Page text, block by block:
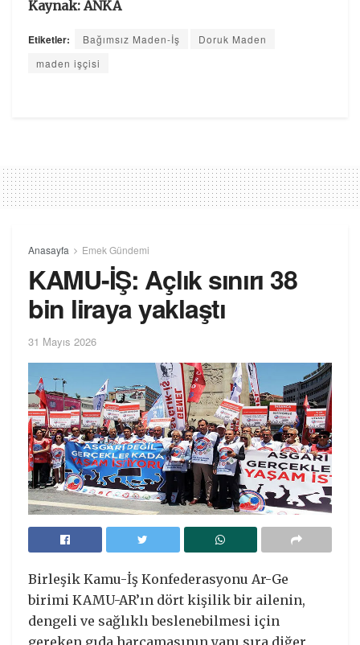
Kaynak: ANKA
Etiketler: Bağımsız Maden-İş
Doruk Maden
maden işçisi
Anasayfa Emek Gündemi
KAMU-İŞ: Açlık sınırı 38
bin liraya yaklaştı
31 Mayıs 2026
Birleşik Kamu-İş Konfederasyonu Ar-Ge
birimi KAMU-AR’ın dört kişilik bir ailenin,
dengeli ve sağlıklı beslenebilmesi için
gereken gıda harcamasının yanı sıra diğer